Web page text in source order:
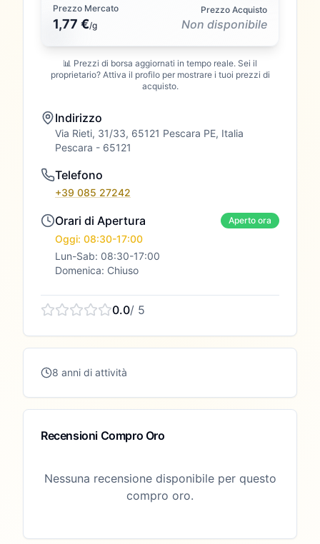
Prezzo Mercato
1,77 €/g
Prezzo Acquisto
Non disponibile
📊 Prezzi di borsa aggiornati in tempo reale. Sei il
proprietario? Attiva il profilo per mostrare i tuoi prezzi di
acquisto.
Indirizzo
Via Rieti, 31/33, 65121 Pescara PE, Italia
Pescara - 65121
Telefono
+39 085 27242
Orari di Apertura Aperto ora
Oggi: 08:30-17:00
Lun-Sab: 08:30-17:00
Domenica: Chiuso
0.0/ 5
8 anni di attività
Recensioni Compro Oro
Nessuna recensione disponibile per questo
compro oro.